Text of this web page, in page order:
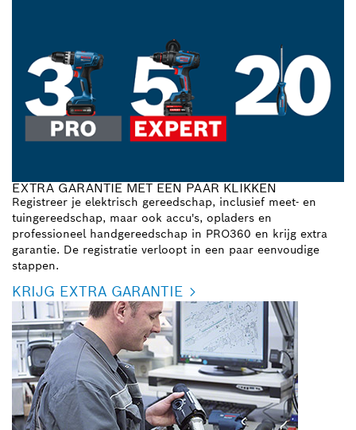
EXTRA GARANTIE MET EEN PAAR KLIKKEN
Registreer je elektrisch gereedschap, inclusief meet- en
tuingereedschap, maar ook accu's, opladers en
professioneel handgereedschap in PRO360 en krijg extra
garantie. De registratie verloopt in een paar eenvoudige
stappen.
KRIJG EXTRA GARANTIE